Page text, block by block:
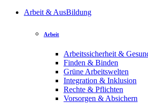
Arbeit & AusBildung
Arbeit
Arbeitssicherheit &
Finden & Binden
Grüne Arbeitswelten
Integration & Inklusion
Rechte & Pflichten
Vorsorgen & Absichern